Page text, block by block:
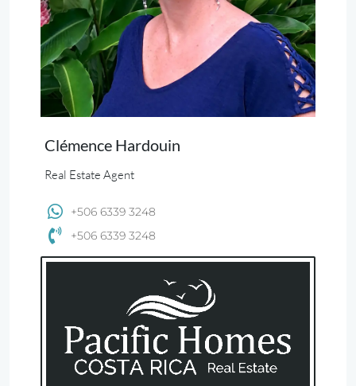
Clémence Hardouin
Real Estate Agent
+506 6339 3248
+506 6339 3248